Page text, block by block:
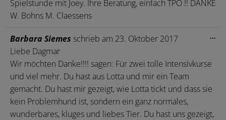
Spielstunde mit Joey. Ihre Beratung, einfach TPO !! DANKE
W. Bohns M. Claessens
Barbara Siemes schrieb am 23. Oktober 2017
Liebe Dagmar
Wir möchten Danke!!!! sagen: Für zwei tolle Intensivkurse
und viel mehr. Du hast aus Lotta und mir ein Team
gemacht. Du hast mir gezeigt, wie Lotta tickt und dass sie
kein Problemhund ist, sondern ein ganz normales,
wunderbares, kluges und liebes Tier. Du hast uns gezeigt,
...